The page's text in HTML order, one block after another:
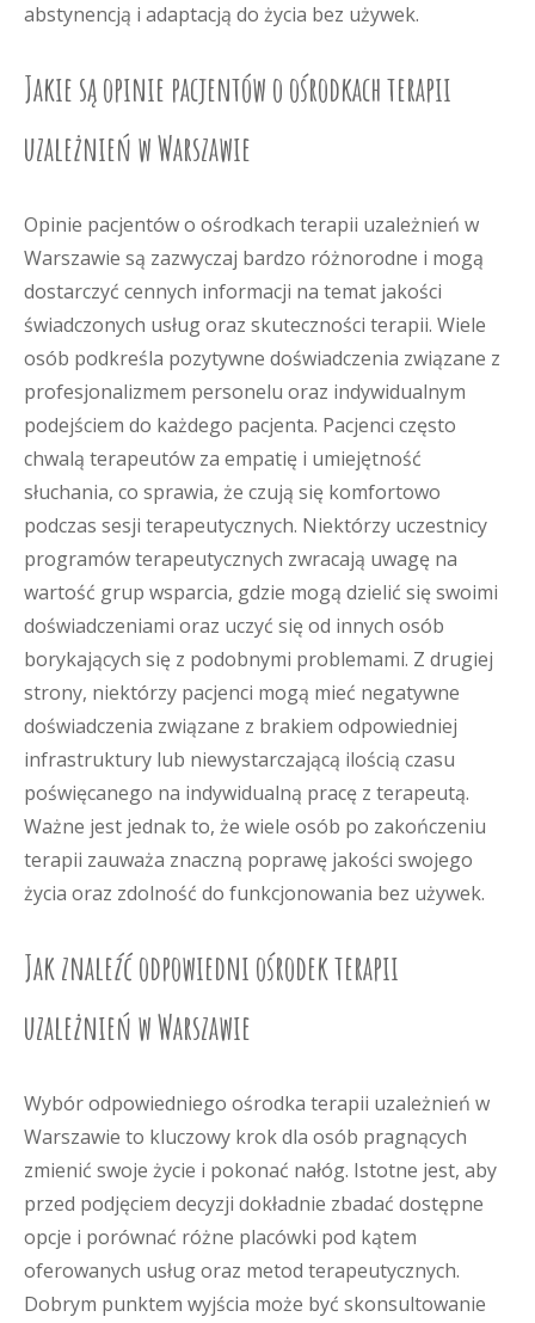
abstynencją i adaptacją do życia bez używek.
Jakie są opinie pacjentów o ośrodkach terapii
uzależnień w Warszawie
Opinie pacjentów o ośrodkach terapii uzależnień w
Warszawie są zazwyczaj bardzo różnorodne i mogą
dostarczyć cennych informacji na temat jakości
świadczonych usług oraz skuteczności terapii. Wiele
osób podkreśla pozytywne doświadczenia związane z
profesjonalizmem personelu oraz indywidualnym
podejściem do każdego pacjenta. Pacjenci często
chwalą terapeutów za empatię i umiejętność
słuchania, co sprawia, że czują się komfortowo
podczas sesji terapeutycznych. Niektórzy uczestnicy
programów terapeutycznych zwracają uwagę na
wartość grup wsparcia, gdzie mogą dzielić się swoimi
doświadczeniami oraz uczyć się od innych osób
borykających się z podobnymi problemami. Z drugiej
strony, niektórzy pacjenci mogą mieć negatywne
doświadczenia związane z brakiem odpowiedniej
infrastruktury lub niewystarczającą ilością czasu
poświęcanego na indywidualną pracę z terapeutą.
Ważne jest jednak to, że wiele osób po zakończeniu
terapii zauważa znaczną poprawę jakości swojego
życia oraz zdolność do funkcjonowania bez używek.
Jak znaleźć odpowiedni ośrodek terapii
uzależnień w Warszawie
Wybór odpowiedniego ośrodka terapii uzależnień w
Warszawie to kluczowy krok dla osób pragnących
zmienić swoje życie i pokonać nałóg. Istotne jest, aby
przed podjęciem decyzji dokładnie zbadać dostępne
opcje i porównać różne placówki pod kątem
oferowanych usług oraz metod terapeutycznych.
Dobrym punktem wyjścia może być skonsultowanie